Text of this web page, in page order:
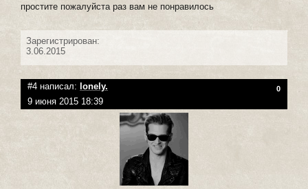
простите пожалуйста раз вам не понравилось
Зарегистрирован:
3.06.2015
#4 написал: lonely. 0
9 июня 2015 18:39